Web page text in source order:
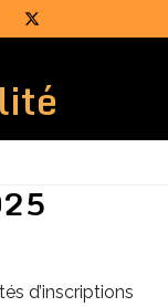
Twitter
d’inscriptions